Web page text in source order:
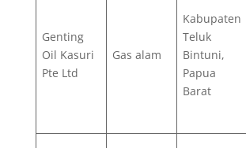
Genting
Oil Kasuri
Pte Ltd
Gas alam
Kabupaten
Teluk
Bintuni,
Papua
Barat